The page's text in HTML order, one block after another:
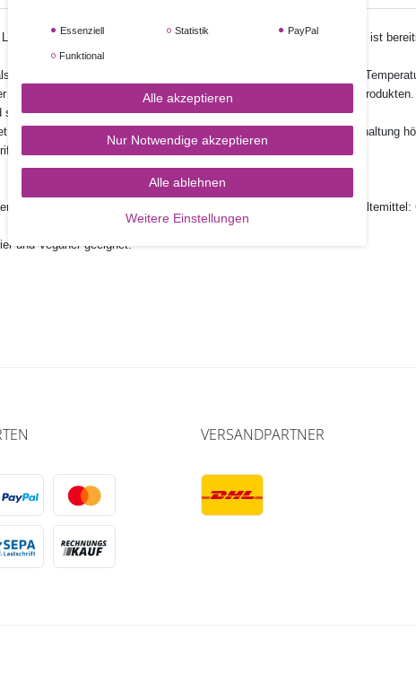
mit hoher Luftfeuchtigkeit entwickelte Rezeptur für Rollfondant, ist
nach Zugabe von CMC zum Modellieren – auch bei wärmeren
benötigen Sie deutlich weniger Masse als mit vergleichbaren Produkten.
leichten Zitronengeschmack aus.
der Auswahl der Inhaltsstoffe und bei der Herstellung auf die Einhaltung
by CARMA® since 1963.
Geliermittel: Traganth, pflanzliches Öl (Sonnenblumen),
und Veganer geeignet.
VERSANDPARTNER
Essenziell Statistik PayPal
Funktional
Alle akzeptieren
Nur Notwendige akzeptieren
Alle ablehnen
Weitere Einstellungen